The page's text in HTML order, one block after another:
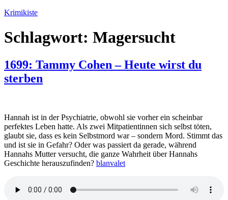
Zum
springen
Krimikiste
Schlagwort: Magersucht
1699: Tammy Cohen – Heute wirst du
sterben
Hannah ist in der Psychiatrie, obwohl sie vorher ein scheinbar
perfektes Leben hatte. Als zwei Mitpatientinnen sich selbst töten,
glaubt sie, dass es kein Selbstmord war – sondern Mord. Stimmt das
und ist sie in Gefahr? Oder was passiert da gerade, während
Hannahs Mutter versucht, die ganze Wahrheit über Hannahs
Geschichte herauszufinden? blanvalet